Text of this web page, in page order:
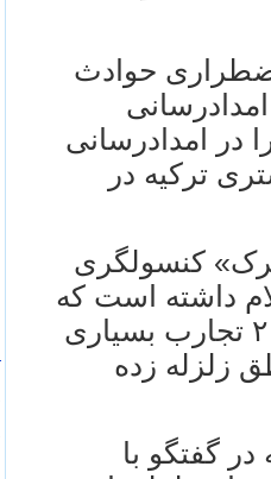
حوادث
در امدادرسانی
زلزله‌های ۷، ۲ و ۹ ریشتری ترکیه در
کنسولگری
داشته است که
این کشور در جریان زلزله‌های سال ۲۰۱۱ تجارب بسیاری
زلزله زده
در گفتگو با